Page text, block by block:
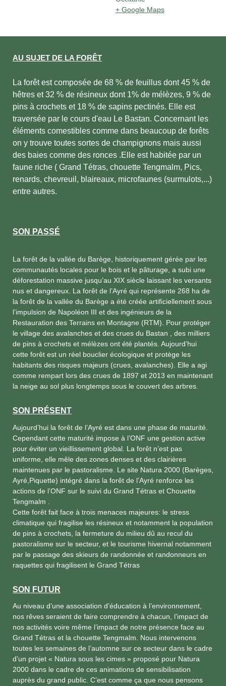
+ Google Maps
AU SUJET DE LA FORÊT
La forêt est composée de 68 % de feuillus dont 45 % de
hêtres et 32 % de résineux dont 1% de mélèzes, 9 % de
pins à crochets et 18 % de sapins pectinés. Elle est
traversée par le cours d'eau Le Bastan. Concernant les
éléments comestibles comme dans beaucoup de forêts
on y trouve toutes sortes de champignons mais aussi
des baies comme des ronces .Elle est habitée par un
faune riche ( Grand Tétras, chouette Tengmalm, Pics,
renards, chevreuil, blaireaux, microfaunes (surmulots,...)
entre autres.
SON PASSÉ
La forêt de la vallée du Barège, historiquement gérée par les
communautés locales pour le bois et le pâturage, a subi une
déforestation massive jusqu’au XIX siècle laissant les versants
nus et dangereux. La forêt de l’Ayré qui représente 268 ha de
la forêt de la vallée du Barège a été créée artificiellement sous
l’impulsion de Napoléon III et des ingénieurs de la
Restauration des Terrains en Montagne (RTM). Pour protéger
le village des avalanches et des crues du Bastan , des milliers
de pins à crochets et mélèzes ont été plantés. Aujourd’hui
cette forêt est un réel bouclier écologique et protège les
habitants des risques majeurs (crues, avalanches). Elle a agi
comme rempart lors des crues de 1897 et 2013 en maintenant
la neige au sol plus longtemps sous le couvert des arbres.
SON PRÉSENT
Aujourd’hui la forêt de l’Ayré est dans une phase de maturité.
Cependant cette maturité impose à l’ONF une gestion active
pour éviter un vieillissement global. La forêt n’est pas
uniforme, elle mêle des zones denses et des clairières
maintenues par le pastoralisme. Le site Natura 2000 (Barèges,
Ayré,Piquette) intégré dans la forêt de l’Ayré renforce les
actions de l’ONF sur le suivi du Grand Tétras et Chouette
Tengmalm .
Cette forêt fait face à trois menaces majeures: le stress
climatique qui fragilise les résineux et notamment la population
de pins à crochets, la fermeture du milieu dû au recul du
pastoralisme sur le secteur, et le tourisme hivernal notamment
par le passage des skieurs de randonnée et randonneurs en
raquettes qui fragilisent le Grand Tétras
SON FUTUR
Au niveau d’une association d’éducation à l’environnement,
nos rêves seraient de faire comprendre à chacun, l’impact de
nos activités voire même l’impact de notre présence face au
Grand Tétras et la chouette Tengmalm. Nous intervenons
toutes les semaines de l’automne sur ce secteur dans le cadre
d’un projet « Natura sous les cimes » proposé pour Natura
2000 dans le cadre de ces animations de sensibilisation
auprès du grand public. C’est comme ça que nous pensons